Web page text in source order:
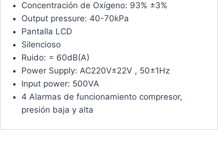
Concentración de Oxígeno: 93% ±3%
Output pressure: 40-70kPa
Pantalla LCD
Silencioso
Ruido: = 60dB(A)
Power Supply: AC220V±22V , 50±1Hz
Input power: 500VA
4 Alarmas de funcionamiento compresor,
presión baja y alta